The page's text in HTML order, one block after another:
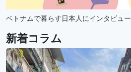
ベトナムで暮らす日本人にインタビュー
新着コラム